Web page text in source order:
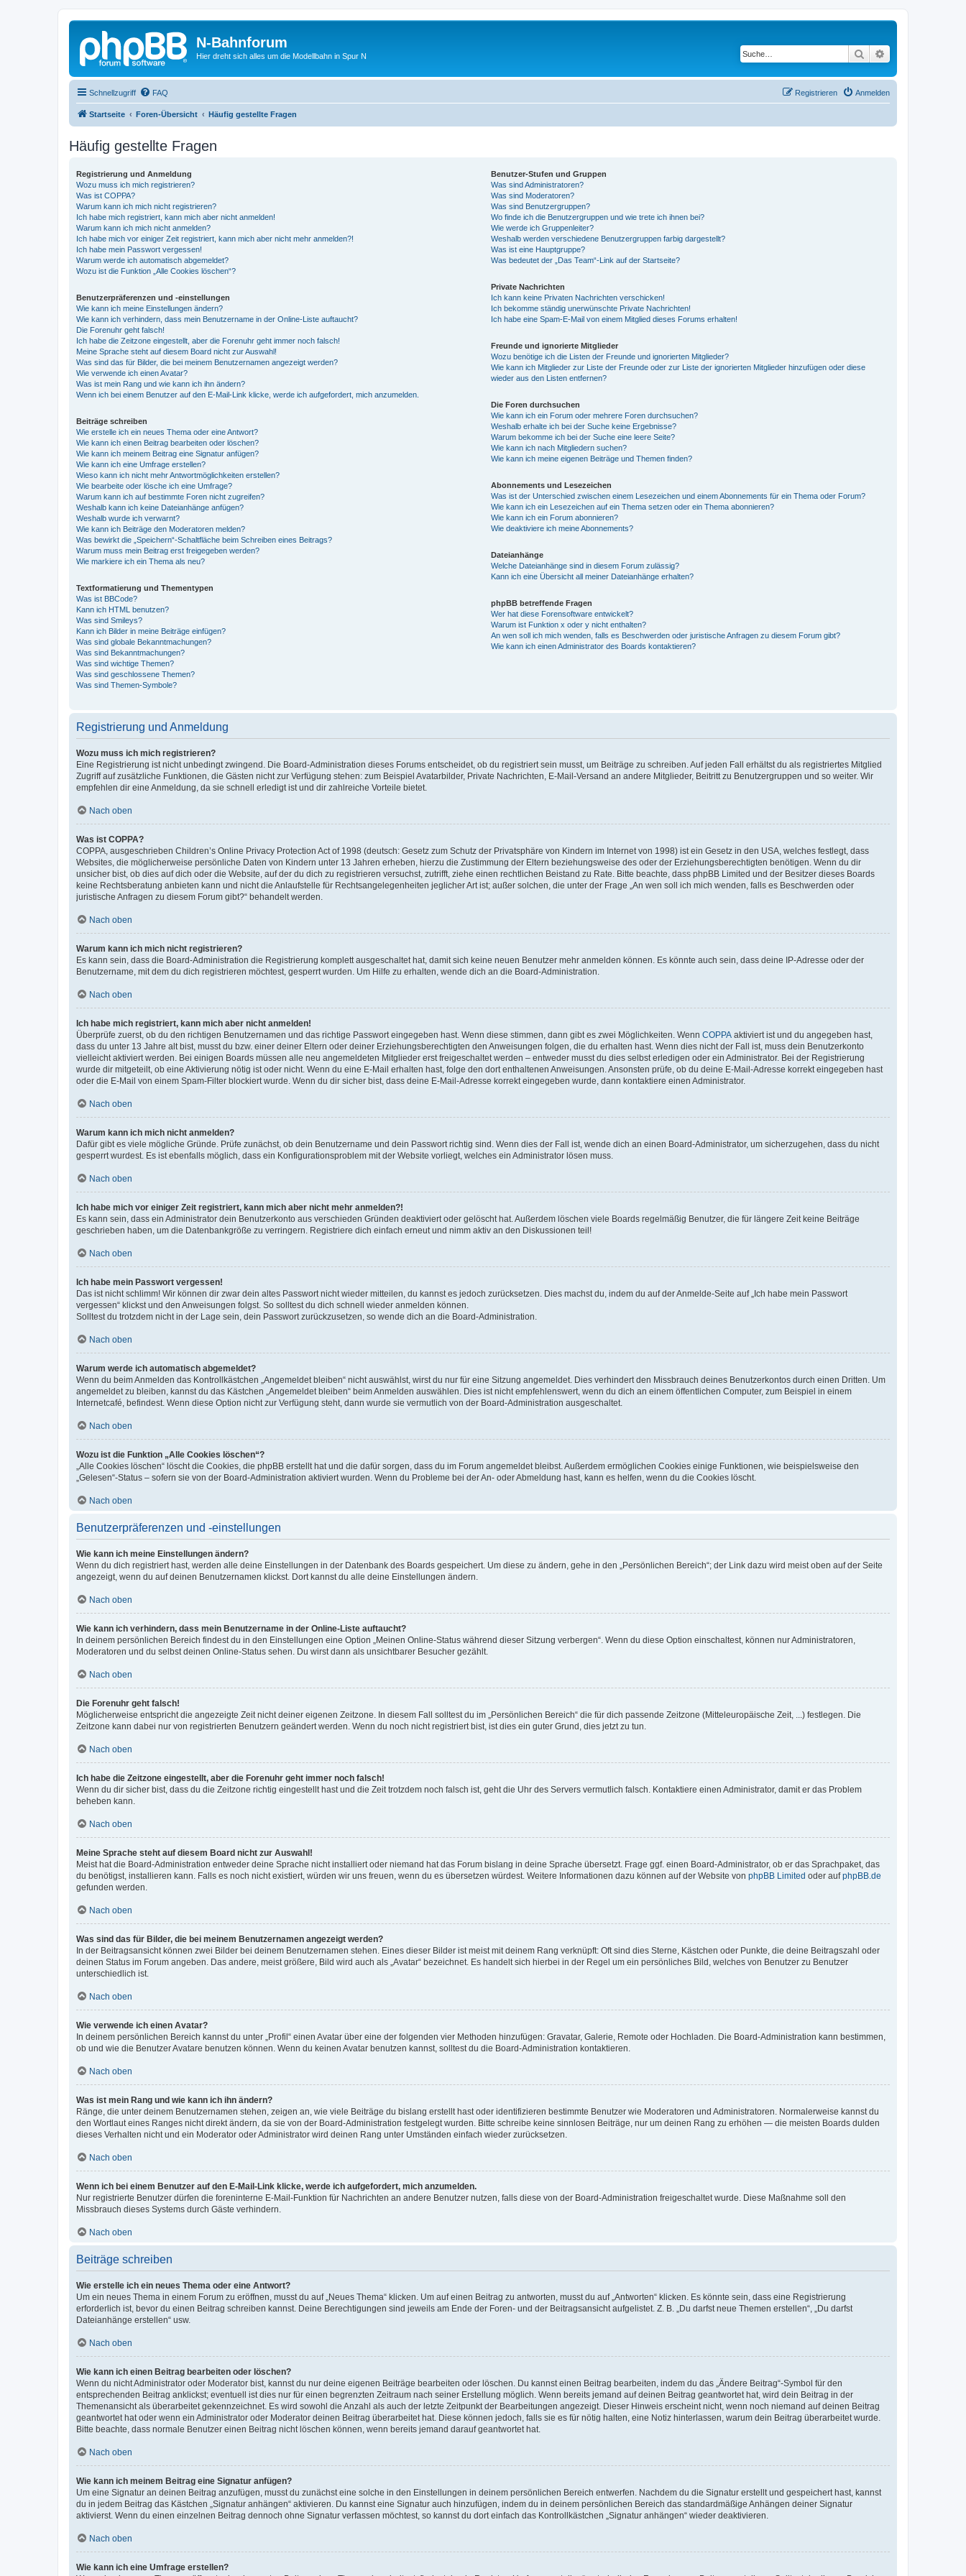
N-Bahnforum
Hier dreht sich alles um die Modellbahn in Spur N Suche
Schnellzugriff FAQ Anmelden
Registrieren
Startseite Foren-Übersicht Häufig gestellte Fragen
Häufig gestellte Fragen
Registrierung und Anmeldung
Wozu muss ich mich registrieren?
Was ist COPPA?
Warum kann ich mich nicht registrieren?
Ich habe mich registriert, kann mich aber nicht anmelden!
Warum kann ich mich nicht anmelden?
Ich habe mich vor einiger Zeit registriert, kann mich aber nicht mehr anmelden?!
Ich habe mein Passwort vergessen!
Warum werde ich automatisch abgemeldet?
Wozu ist die Funktion „Alle Cookies löschen“?
Benutzerpräferenzen und -einstellungen
Wie kann ich meine Einstellungen ändern?
Wie kann ich verhindern, dass mein Benutzername in der Online-Liste auftaucht?
Die Forenuhr geht falsch!
Ich habe die Zeitzone eingestellt, aber die Forenuhr geht immer noch falsch!
Meine Sprache steht auf diesem Board nicht zur Auswahl!
Was sind das für Bilder, die bei meinem Benutzernamen angezeigt werden?
Wie verwende ich einen Avatar?
Was ist mein Rang und wie kann ich ihn ändern?
Wenn ich bei einem Benutzer auf den E-Mail-Link klicke, werde ich aufgefordert, mich anzumelden.
Beiträge schreiben
Wie erstelle ich ein neues Thema oder eine Antwort?
Wie kann ich einen Beitrag bearbeiten oder löschen?
Wie kann ich meinem Beitrag eine Signatur anfügen?
Wie kann ich eine Umfrage erstellen?
Wieso kann ich nicht mehr Antwortmöglichkeiten erstellen?
Wie bearbeite oder lösche ich eine Umfrage?
Warum kann ich auf bestimmte Foren nicht zugreifen?
Weshalb kann ich keine Dateianhänge anfügen?
Weshalb wurde ich verwarnt?
Wie kann ich Beiträge den Moderatoren melden?
Was bewirkt die „Speichern“-Schaltfläche beim Schreiben eines Beitrags?
Warum muss mein Beitrag erst freigegeben werden?
Wie markiere ich ein Thema als neu?
Textformatierung und Thementypen
Was ist BBCode?
Kann ich HTML benutzen?
Was sind Smileys?
Kann ich Bilder in meine Beiträge einfügen?
Was sind globale Bekanntmachungen?
Was sind Bekanntmachungen?
Was sind wichtige Themen?
Was sind geschlossene Themen?
Was sind Themen-Symbole?
Benutzer-Stufen und Gruppen
Was sind Administratoren?
Was sind Moderatoren?
Was sind Benutzergruppen?
Wo finde ich die Benutzergruppen und wie trete ich ihnen bei?
Wie werde ich Gruppenleiter?
Weshalb werden verschiedene Benutzergruppen farbig dargestellt?
Was ist eine Hauptgruppe?
Was bedeutet der „Das Team“-Link auf der Startseite?
Private Nachrichten
Ich kann keine Privaten Nachrichten verschicken!
Ich bekomme ständig unerwünschte Private Nachrichten!
Ich habe eine Spam-E-Mail von einem Mitglied dieses Forums erhalten!
Freunde und ignorierte Mitglieder
Wozu benötige ich die Listen der Freunde und ignorierten Mitglieder?
Wie kann ich Mitglieder zur Liste der Freunde oder zur Liste der ignorierten Mitglieder hinzufügen oder diese
wieder aus den Listen entfernen?
Die Foren durchsuchen
Wie kann ich ein Forum oder mehrere Foren durchsuchen?
Weshalb erhalte ich bei der Suche keine Ergebnisse?
Warum bekomme ich bei der Suche eine leere Seite?
Wie kann ich nach Mitgliedern suchen?
Wie kann ich meine eigenen Beiträge und Themen finden?
Abonnements und Lesezeichen
Was ist der Unterschied zwischen einem Lesezeichen und einem Abonnements für ein Thema oder Forum?
Wie kann ich ein Lesezeichen auf ein Thema setzen oder ein Thema abonnieren?
Wie kann ich ein Forum abonnieren?
Wie deaktiviere ich meine Abonnements?
Dateianhänge
Welche Dateianhänge sind in diesem Forum zulässig?
Kann ich eine Übersicht all meiner Dateianhänge erhalten?
phpBB betreffende Fragen
Wer hat diese Forensoftware entwickelt?
Warum ist Funktion x oder y nicht enthalten?
An wen soll ich mich wenden, falls es Beschwerden oder juristische Anfragen zu diesem Forum gibt?
Wie kann ich einen Administrator des Boards kontaktieren?
Registrierung und Anmeldung
Wozu muss ich mich registrieren?
Eine Registrierung ist nicht unbedingt zwingend. Die Board-Administration dieses Forums entscheidet, ob du registriert sein musst, um Beiträge zu schreiben. Auf jeden Fall erhältst du als registriertes Mitglied
Zugriff auf zusätzliche Funktionen, die Gästen nicht zur Verfügung stehen: zum Beispiel Avatarbilder, Private Nachrichten, E-Mail-Versand an andere Mitglieder, Beitritt zu Benutzergruppen und so weiter. Wir
empfehlen dir eine Anmeldung, da sie schnell erledigt ist und dir zahlreiche Vorteile bietet.
Nach oben
Was ist COPPA?
COPPA, ausgeschrieben Children’s Online Privacy Protection Act of 1998 (deutsch: Gesetz zum Schutz der Privatsphäre von Kindern im Internet von 1998) ist ein Gesetz in den USA, welches festlegt, dass
Websites, die möglicherweise persönliche Daten von Kindern unter 13 Jahren erheben, hierzu die Zustimmung der Eltern beziehungsweise des oder der Erziehungsberechtigten benötigen. Wenn du dir
unsicher bist, ob dies auf dich oder die Website, auf der du dich zu registrieren versuchst, zutrifft, ziehe einen rechtlichen Beistand zu Rate. Bitte beachte, dass phpBB Limited und der Besitzer dieses Boards
keine Rechtsberatung anbieten kann und nicht die Anlaufstelle für Rechtsangelegenheiten jeglicher Art ist; außer solchen, die unter der Frage „An wen soll ich mich wenden, falls es Beschwerden oder
juristische Anfragen zu diesem Forum gibt?“ behandelt werden.
Nach oben
Warum kann ich mich nicht registrieren?
Es kann sein, dass die Board-Administration die Registrierung komplett ausgeschaltet hat, damit sich keine neuen Benutzer mehr anmelden können. Es könnte auch sein, dass deine IP-Adresse oder der
Benutzername, mit dem du dich registrieren möchtest, gesperrt wurden. Um Hilfe zu erhalten, wende dich an die Board-Administration.
Nach oben
Ich habe mich registriert, kann mich aber nicht anmelden!
Überprüfe zuerst, ob du den richtigen Benutzernamen und das richtige Passwort eingegeben hast. Wenn diese stimmen, dann gibt es zwei Möglichkeiten. Wenn COPPA aktiviert ist und du angegeben hast,
dass du unter 13 Jahre alt bist, musst du bzw. einer deiner Eltern oder deiner Erziehungsberechtigten den Anweisungen folgen, die du erhalten hast. Wenn dies nicht der Fall ist, muss dein Benutzerkonto
vielleicht aktiviert werden. Bei einigen Boards müssen alle neu angemeldeten Mitglieder erst freigeschaltet werden – entweder musst du dies selbst erledigen oder ein Administrator. Bei der Registrierung
wurde dir mitgeteilt, ob eine Aktivierung nötig ist oder nicht. Wenn du eine E-Mail erhalten hast, folge den dort enthaltenen Anweisungen. Ansonsten prüfe, ob du deine E-Mail-Adresse korrekt eingegeben hast
oder die E-Mail von einem Spam-Filter blockiert wurde. Wenn du dir sicher bist, dass deine E-Mail-Adresse korrekt eingegeben wurde, dann kontaktiere einen Administrator.
Nach oben
Warum kann ich mich nicht anmelden?
Dafür gibt es viele mögliche Gründe. Prüfe zunächst, ob dein Benutzername und dein Passwort richtig sind. Wenn dies der Fall ist, wende dich an einen Board-Administrator, um sicherzugehen, dass du nicht
gesperrt wurdest. Es ist ebenfalls möglich, dass ein Konfigurationsproblem mit der Website vorliegt, welches ein Administrator lösen muss.
Nach oben
Ich habe mich vor einiger Zeit registriert, kann mich aber nicht mehr anmelden?!
Es kann sein, dass ein Administrator dein Benutzerkonto aus verschieden Gründen deaktiviert oder gelöscht hat. Außerdem löschen viele Boards regelmäßig Benutzer, die für längere Zeit keine Beiträge
geschrieben haben, um die Datenbankgröße zu verringern. Registriere dich einfach erneut und nimm aktiv an den Diskussionen teil!
Nach oben
Ich habe mein Passwort vergessen!
Das ist nicht schlimm! Wir können dir zwar dein altes Passwort nicht wieder mitteilen, du kannst es jedoch zurücksetzen. Dies machst du, indem du auf der Anmelde-Seite auf „Ich habe mein Passwort
vergessen“ klickst und den Anweisungen folgst. So solltest du dich schnell wieder anmelden können.
Solltest du trotzdem nicht in der Lage sein, dein Passwort zurückzusetzen, so wende dich an die Board-Administration.
Nach oben
Warum werde ich automatisch abgemeldet?
Wenn du beim Anmelden das Kontrollkästchen „Angemeldet bleiben“ nicht auswählst, wirst du nur für eine Sitzung angemeldet. Dies verhindert den Missbrauch deines Benutzerkontos durch einen Dritten. Um
angemeldet zu bleiben, kannst du das Kästchen „Angemeldet bleiben“ beim Anmelden auswählen. Dies ist nicht empfehlenswert, wenn du dich an einem öffentlichen Computer, zum Beispiel in einem
Internetcafé, befindest. Wenn diese Option nicht zur Verfügung steht, dann wurde sie vermutlich von der Board-Administration ausgeschaltet.
Nach oben
Wozu ist die Funktion „Alle Cookies löschen“?
„Alle Cookies löschen“ löscht die Cookies, die phpBB erstellt hat und die dafür sorgen, dass du im Forum angemeldet bleibst. Außerdem ermöglichen Cookies einige Funktionen, wie beispielsweise den
„Gelesen“-Status – sofern sie von der Board-Administration aktiviert wurden. Wenn du Probleme bei der An- oder Abmeldung hast, kann es helfen, wenn du die Cookies löscht.
Nach oben
Benutzerpräferenzen und -einstellungen
Wie kann ich meine Einstellungen ändern?
Wenn du dich registriert hast, werden alle deine Einstellungen in der Datenbank des Boards gespeichert. Um diese zu ändern, gehe in den „Persönlichen Bereich“; der Link dazu wird meist oben auf der Seite
angezeigt, wenn du auf deinen Benutzernamen klickst. Dort kannst du alle deine Einstellungen ändern.
Nach oben
Wie kann ich verhindern, dass mein Benutzername in der Online-Liste auftaucht?
In deinem persönlichen Bereich findest du in den Einstellungen eine Option „Meinen Online-Status während dieser Sitzung verbergen“. Wenn du diese Option einschaltest, können nur Administratoren,
Moderatoren und du selbst deinen Online-Status sehen. Du wirst dann als unsichtbarer Besucher gezählt.
Nach oben
Die Forenuhr geht falsch!
Möglicherweise entspricht die angezeigte Zeit nicht deiner eigenen Zeitzone. In diesem Fall solltest du im „Persönlichen Bereich“ die für dich passende Zeitzone (Mitteleuropäische Zeit, ...) festlegen. Die
Zeitzone kann dabei nur von registrierten Benutzern geändert werden. Wenn du noch nicht registriert bist, ist dies ein guter Grund, dies jetzt zu tun.
Nach oben
Ich habe die Zeitzone eingestellt, aber die Forenuhr geht immer noch falsch!
Wenn du dir sicher bist, dass du die Zeitzone richtig eingestellt hast und die Zeit trotzdem noch falsch ist, geht die Uhr des Servers vermutlich falsch. Kontaktiere einen Administrator, damit er das Problem
beheben kann.
Nach oben
Meine Sprache steht auf diesem Board nicht zur Auswahl!
Meist hat die Board-Administration entweder deine Sprache nicht installiert oder niemand hat das Forum bislang in deine Sprache übersetzt. Frage ggf. einen Board-Administrator, ob er das Sprachpaket, das
du benötigst, installieren kann. Falls es noch nicht existiert, würden wir uns freuen, wenn du es übersetzen würdest. Weitere Informationen dazu können auf der Website von phpBB Limited oder aufphpBB.de
gefunden werden.
Nach oben
Was sind das für Bilder, die bei meinem Benutzernamen angezeigt werden?
In der Beitragsansicht können zwei Bilder bei deinem Benutzernamen stehen. Eines dieser Bilder ist meist mit deinem Rang verknüpft: Oft sind dies Sterne, Kästchen oder Punkte, die deine Beitragszahl oder
deinen Status im Forum angeben. Das andere, meist größere, Bild wird auch als „Avatar“ bezeichnet. Es handelt sich hierbei in der Regel um ein persönliches Bild, welches von Benutzer zu Benutzer
unterschiedlich ist.
Nach oben
Wie verwende ich einen Avatar?
In deinem persönlichen Bereich kannst du unter „Profil“ einen Avatar über eine der folgenden vier Methoden hinzufügen: Gravatar, Galerie, Remote oder Hochladen. Die Board-Administration kann bestimmen,
ob und wie die Benutzer Avatare benutzen können. Wenn du keinen Avatar benutzen kannst, solltest du die Board-Administration kontaktieren.
Nach oben
Was ist mein Rang und wie kann ich ihn ändern?
Ränge, die unter deinem Benutzernamen stehen, zeigen an, wie viele Beiträge du bislang erstellt hast oder identifizieren bestimmte Benutzer wie Moderatoren und Administratoren. Normalerweise kannst du
den Wortlaut eines Ranges nicht direkt ändern, da sie von der Board-Administration festgelegt wurden. Bitte schreibe keine sinnlosen Beiträge, nur um deinen Rang zu erhöhen — die meisten Boards dulden
dieses Verhalten nicht und ein Moderator oder Administrator wird deinen Rang unter Umständen einfach wieder zurücksetzen.
Nach oben
Wenn ich bei einem Benutzer auf den E-Mail-Link klicke, werde ich aufgefordert, mich anzumelden.
Nur registrierte Benutzer dürfen die foreninterne E-Mail-Funktion für Nachrichten an andere Benutzer nutzen, falls diese von der Board-Administration freigeschaltet wurde. Diese Maßnahme soll den
Missbrauch dieses Systems durch Gäste verhindern.
Nach oben
Beiträge schreiben
Wie erstelle ich ein neues Thema oder eine Antwort?
Um ein neues Thema in einem Forum zu eröffnen, musst du auf „Neues Thema“ klicken. Um auf einen Beitrag zu antworten, musst du auf „Antworten“ klicken. Es könnte sein, dass eine Registrierung
erforderlich ist, bevor du einen Beitrag schreiben kannst. Deine Berechtigungen sind jeweils am Ende der Foren- und der Beitragsansicht aufgelistet. Z. B. „Du darfst neue Themen erstellen“, „Du darfst
Dateianhänge erstellen“ usw.
Nach oben
Wie kann ich einen Beitrag bearbeiten oder löschen?
Wenn du nicht Administrator oder Moderator bist, kannst du nur deine eigenen Beiträge bearbeiten oder löschen. Du kannst einen Beitrag bearbeiten, indem du das „Ändere Beitrag“-Symbol für den
entsprechenden Beitrag anklickst; eventuell ist dies nur für einen begrenzten Zeitraum nach seiner Erstellung möglich. Wenn bereits jemand auf deinen Beitrag geantwortet hat, wird dein Beitrag in der
Themenansicht als überarbeitet gekennzeichnet. Es wird sowohl die Anzahl als auch der letzte Zeitpunkt der Bearbeitungen angezeigt. Dieser Hinweis erscheint nicht, wenn noch niemand auf deinen Beitrag
geantwortet hat oder wenn ein Administrator oder Moderator deinen Beitrag überarbeitet hat. Diese können jedoch, falls sie es für nötig halten, eine Notiz hinterlassen, warum dein Beitrag überarbeitet wurde.
Bitte beachte, dass normale Benutzer einen Beitrag nicht löschen können, wenn bereits jemand darauf geantwortet hat.
Nach oben
Wie kann ich meinem Beitrag eine Signatur anfügen?
Um eine Signatur an deinen Beitrag anzufügen, musst du zunächst eine solche in den Einstellungen in deinem persönlichen Bereich entwerfen. Nachdem du die Signatur erstellt und gespeichert hast, kannst
du in jedem Beitrag das Kästchen „Signatur anhängen“ aktivieren. Du kannst eine Signatur auch hinzufügen, indem du in deinem persönlichen Bereich das standardmäßige Anhängen deiner Signatur
aktivierst. Wenn du einen einzelnen Beitrag dennoch ohne Signatur verfassen möchtest, so kannst du dort einfach das Kontrollkästchen „Signatur anhängen“ wieder deaktivieren.
Nach oben
Wie kann ich eine Umfrage erstellen?